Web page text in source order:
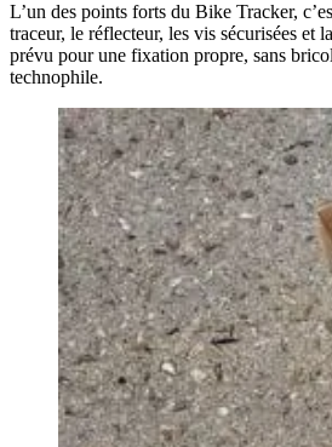
L’un des points forts du Bike Tracker,
traceur, le réflecteur, les vis sécurisées et
prévu pour une fixation propre, sans
technophile.